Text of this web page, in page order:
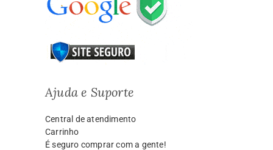
Ajuda e Suporte
Central de atendimento
Carrinho
É seguro comprar com a gente!